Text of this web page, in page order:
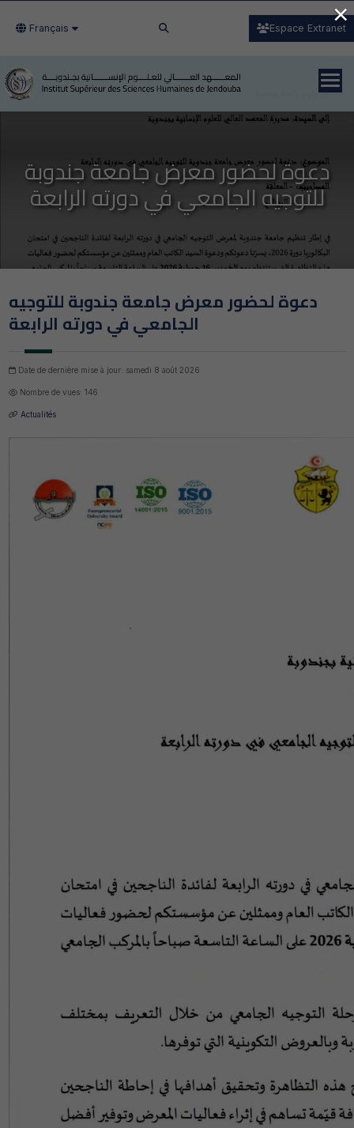
Français Espace Extranet
دعوة لحضور معرض جامعة جندوبة
للتوجيه الجامعي في دورته الرابعة
دعوة لحضور معرض جامعة جندوبة للتوجيه
الجامعي في دورته الرابعة
Date de dernière mise à jour: samedi 8 août 2026
Nombre de vues: 146
Actualités
×